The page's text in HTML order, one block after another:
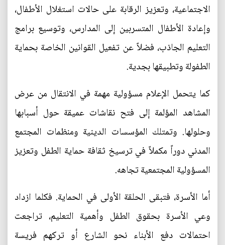
الاجتماعية، وتعزيز الرقابة على حالات استغلال الأطفال،
وإعادة الأطفال المتسربين إلى المدارس، وتوسيع برامج
التعليم الجاذب، فضلاً عن تفعيل القوانين الخاصة بحماية
الطفولة وتطبيقها بجدية.
كما يتحمل الإعلام مسؤولية مهمة في الانتقال من عرض
المشاهد المؤلمة إلى فتح نقاشات عميقة حول أسبابها
وحلولها. وتمتلك المؤسسات الدينية ومنظمات المجتمع
المدني دوراً مكملاً في ترسيخ ثقافة حماية الطفل وتعزيز
المسؤولية المجتمعية تجاهه.
أما الأسرة، فتبقى الحلقة الأولى في الحماية. فكلما ازداد
وعي الأسرة بحقوق الطفل وأهمية التعليم، تراجعت
احتمالات دفع الأبناء نحو الشارع أو تركهم فريسة